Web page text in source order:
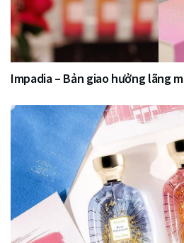
Impadia – Bản giao hưởng lãng